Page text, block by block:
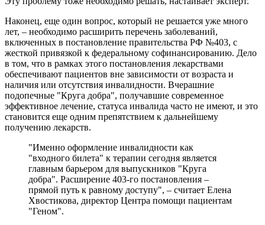
Наконец, еще один вопрос, который не решается уже много
лет, – необходимо расширить перечень заболеваний,
включенных в постановление правительства РФ №403, с
жесткой привязкой к федеральному софинансированию. Дело
в том, что в рамках этого постановления лекарствами
обеспечивают пациентов вне зависимости от возраста и
наличия или отсутствия инвалидности. Вчерашние
подопечные "Круга добра", получавшие современное
эффективное лечение, статуса инвалида часто не имеют, и это
становится еще одним препятствием к дальнейшему
получению лекарств.
"Именно оформление инвалидности как
"входного билета" к терапии сегодня является
главным барьером для выпускников "Круга
добра". Расширение 403-го постановления –
прямой путь к равному доступу", – считает Елена
Хвостикова, директор Центра помощи пациентам
"Геном".